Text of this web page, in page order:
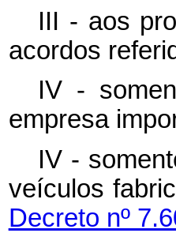
III - aos
acordos
IV -
empresa
IV -
veículos
Decreto nº